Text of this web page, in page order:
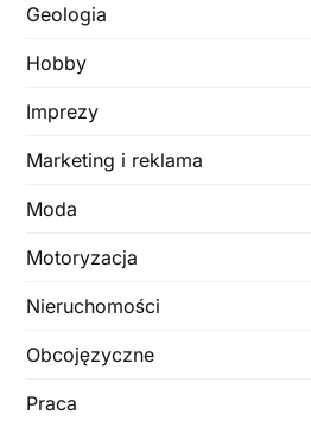
Geologia
Hobby
Imprezy
Marketing i reklama
Moda
Motoryzacja
Nieruchomości
Obcojęzyczne
Praca